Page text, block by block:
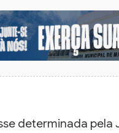
determinada pela